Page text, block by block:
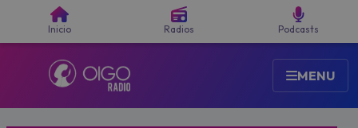
Inicio Radios Podcasts
MENU